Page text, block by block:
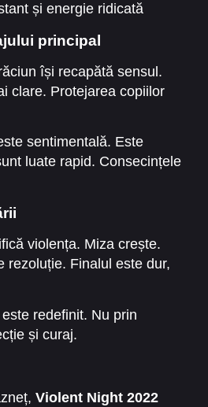
și energie ridicată
principal
își recapătă sensul.
clare. Protejarea copiilor
sentimentală. Este
luate rapid. Consecințele
violența. Miza crește.
rezoluție. Finalul este dur,
redefinit. Nu prin
și curaj.
Violent Night 2022